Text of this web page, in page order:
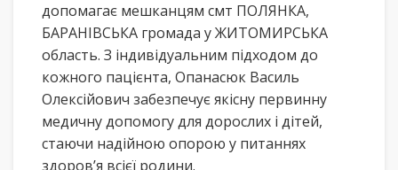
допомагає мешканцям смт ПОЛЯНКА,
БАРАНІВСЬКА громада у ЖИТОМИРСЬКА
область. З індивідуальним підходом до
кожного пацієнта, Опанасюк Василь
Олексійович забезпечує якісну первинну
медичну допомогу для дорослих і дітей,
стаючи надійною опорою у питаннях
здоров’я всієї родини.